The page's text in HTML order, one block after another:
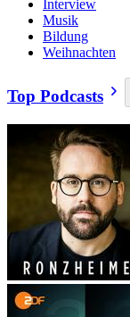
Interview
Musik
Bildung
Weihnachten
Top Podcasts